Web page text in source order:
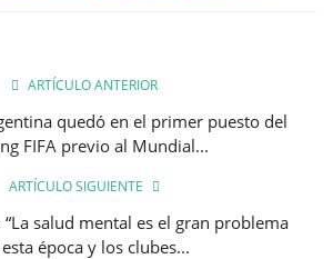
ARTÍCULO ANTERIOR
quedó en el primer puesto del
FIFA previo al Mundial...
ARTÍCULO SIGUIENTE
salud mental es el gran problema
época y los clubes...